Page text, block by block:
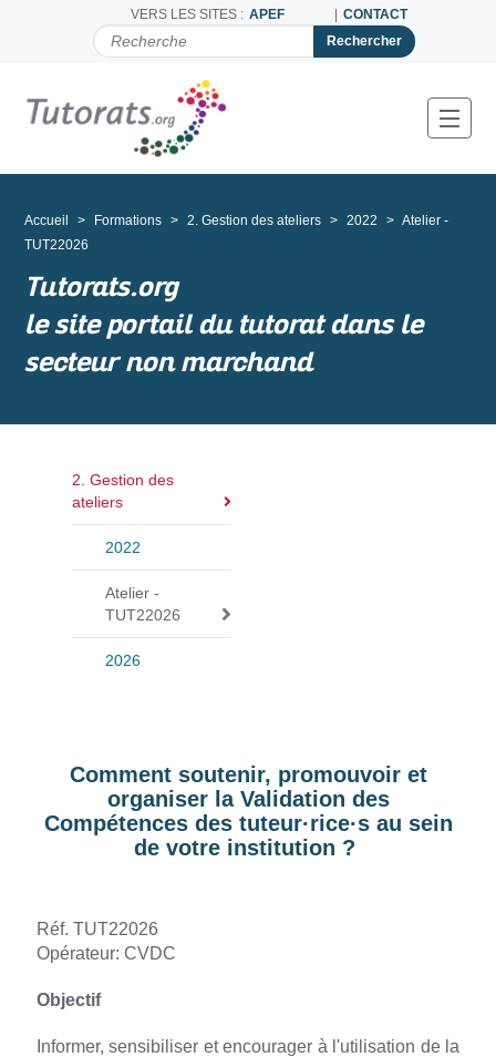
VERS LES SITES : APEF CONTACT
C
R
C
A
Accueil Formations 2. Gestion des ateliers 2022
Atelier -
TUT22026
Tutorats.org
le site portail du tutorat dans le
secteur non marchand
N
a
i
2. Gestion des
ateliers
2022
Atelier -
TUT22026
2026
Comment soutenir, promouvoir et
organiser la Validation des
Compétences des tuteur·rice·s au sein
de votre institution ?
Réf. TUT22026
Opérateur: CVDC
Objectif
Informer, sensibiliser et encourager à l'utilisation de la